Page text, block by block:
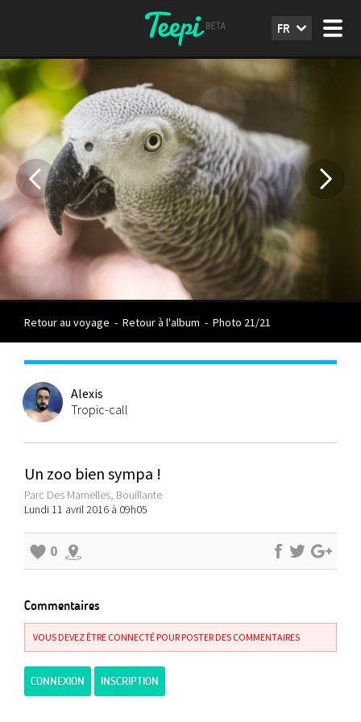
FR
Retour au voyage - Retour à l'album - Photo 21/21
Alexis
Tropic-call
Un zoo bien sympa !
Parc Des Mamelles, Bouillante
Lundi 11 avril 2016 à 09h05
0
Commentaires
VOUS DEVEZ ÊTRE CONNECTÉ POUR POSTER DES COMMENTAIRES
CONNEXION INSCRIPTION